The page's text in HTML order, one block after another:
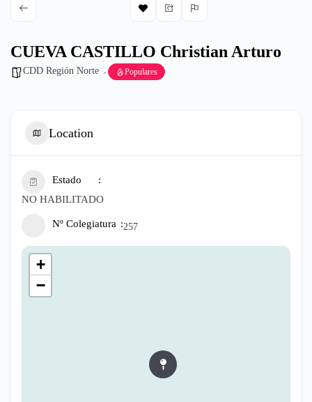
CUEVA CASTILLO Christian Arturo
CDD Región Norte Populares
Location
Estado
NO HABILITADO
Nº Colegiatura 257
+
−